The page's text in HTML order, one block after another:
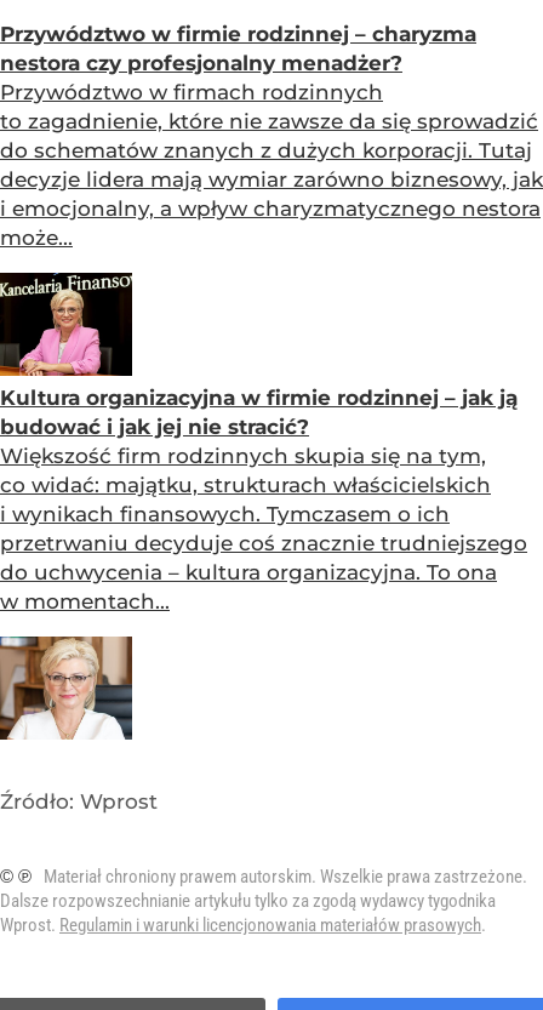
Przywództwo w firmie rodzinnej – charyzma
nestora czy profesjonalny menadżer?
Przywództwo w firmach rodzinnych
to zagadnienie, które nie zawsze da się sprowadzić
do schematów znanych z dużych korporacji. Tutaj
decyzje lidera mają wymiar zarówno biznesowy, jak
i emocjonalny, a wpływ charyzmatycznego nestora
może...
Kultura organizacyjna w firmie rodzinnej – jak ją
budować i jak jej nie stracić?
Większość firm rodzinnych skupia się na tym,
co widać: majątku, strukturach właścicielskich
i wynikach finansowych. Tymczasem o ich
przetrwaniu decyduje coś znacznie trudniejszego
do uchwycenia – kultura organizacyjna. To ona
w momentach...
Źródło: Wprost
© ℗
Materiał chroniony prawem autorskim. Wszelkie prawa zastrzeżone.
Dalsze rozpowszechnianie artykułu tylko za zgodą wydawcy tygodnika
Wprost. Regulamin i warunki licencjonowania materiałów prasowych.